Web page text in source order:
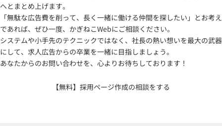
へとまとめ上げます。
「無駄な広告費を削って、長く一緒に働ける仲間を探したい」とお考え
であれば、ぜひ一度、かぎねこWebにご相談ください。
システムや小手先のテクニックではなく、社長の熱い想いを最大の武器
にして、求人広告からの卒業を一緒に目指しましょう。
あなたからのお問い合わせを、心よりお待ちしております！
【無料】採用ページ作成の相談をする